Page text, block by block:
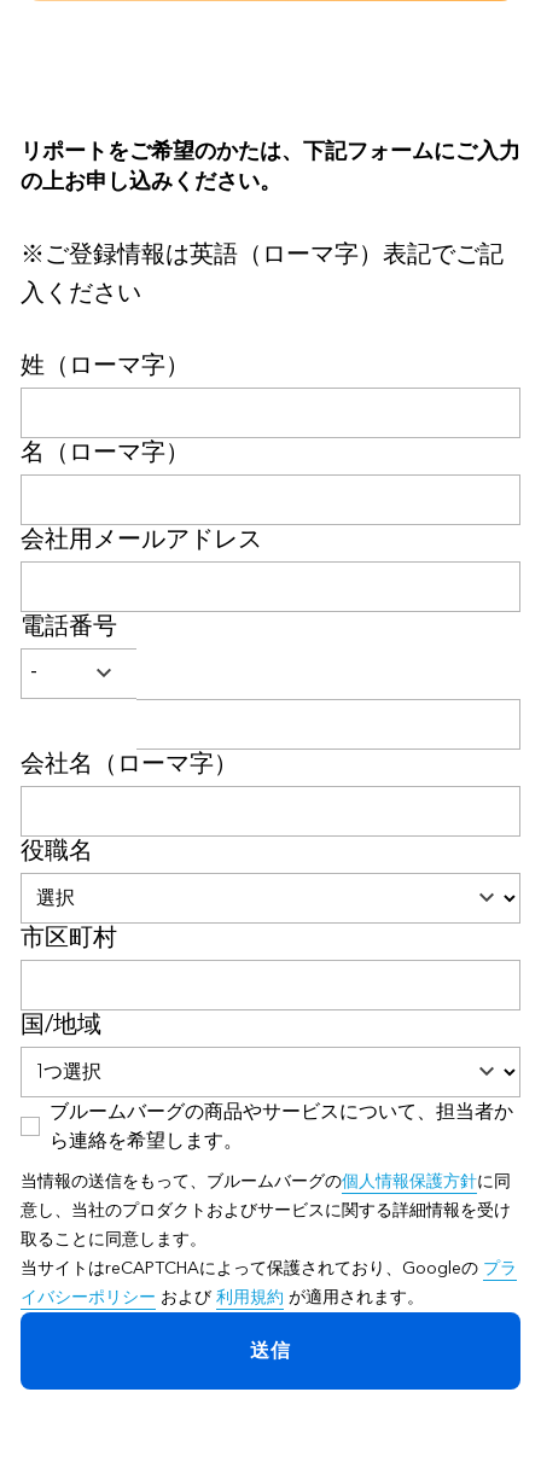
リポートをご希望のかたは、下記フォームにご入力
の上お申し込みください。
※ご登録情報は英語（ローマ字）表記でご記
入ください
姓（ローマ字）
名（ローマ字）
会社用メールアドレス
電話番号
会社名（ローマ字）
役職名
市区町村
国/地域
ブルームバーグの商品やサービスについて、担当者か
ら連絡を希望します。
当情報の送信をもって、ブルームバーグの個人情報保護方針に同
意し、当社のプロダクトおよびサービスに関する詳細情報を受け
取ることに同意します。
当サイトはreCAPTCHAによって保護されており、Googleの プラ
イバシーポリシー および 利用規約 が適用されます。
送信